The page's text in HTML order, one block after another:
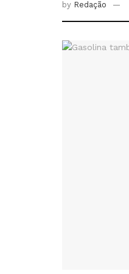
by Redação